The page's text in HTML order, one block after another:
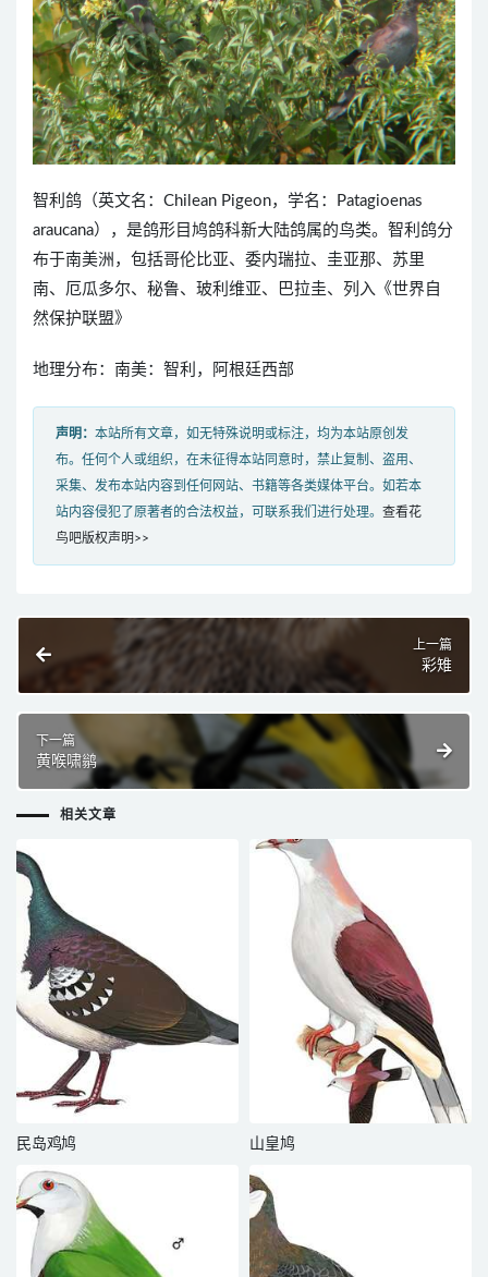
智利鸽（英文名：Chilean Pigeon，学名：Patagioenas
araucana），是鸽形目鸠鸽科新大陆鸽属的鸟类。智利鸽分
布于南美洲，包括哥伦比亚、委内瑞拉、圭亚那、苏里
南、厄瓜多尔、秘鲁、玻利维亚、巴拉圭、列入《世界自
然保护联盟》
地理分布：南美：智利，阿根廷西部
声明： 本站所有文章，如无特殊说明或标注，均为本站原创发
布。任何个人或组织，在未征得本站同意时，禁止复制、盗用、
采集、发布本站内容到任何网站、书籍等各类媒体平台。如若本
站内容侵犯了原著者的合法权益，可联系我们进行处理。 查看花
鸟吧版权声明>>
上一篇
彩雉
下一篇
黄喉啸鹟
相关文章
民岛鸡鸠 山皇鸠